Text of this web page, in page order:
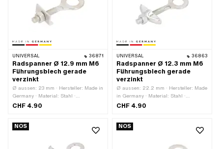
UNIVERSAL 36871
Radspanner Ø 12.9 mm M6
Führungsblech gerade
verzinkt
Ø aussen: 23 mm · Hersteller: Made in
Germany · Material: Stahl ·
Oberfläche: verzinkt (blau) · Ø innen:
· Gewindelänge: 27.6 mm
CHF 4.90
UNIVERSAL 36863
Radspanner Ø 12.3 mm M6
Führungsblech gerade
verzinkt
Ø aussen: 22.2 mm · Hersteller: Made
in Germany · Material: Stahl ·
Oberfläche: verzinkt (blau) · Ø innen:
· Gewindelänge: 35.7 mm
CHF 4.90
NOS NOS